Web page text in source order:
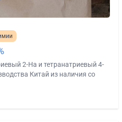
2-На и тетранатриевый 4-
Китай из наличия со